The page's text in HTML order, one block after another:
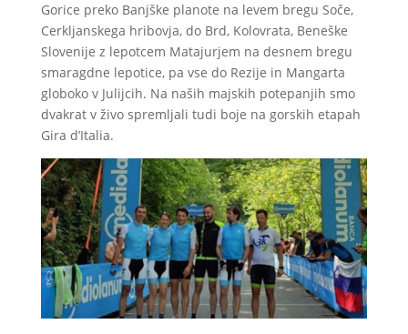
Gorice preko Banjške planote na levem bregu Soče,
Cerkljanskega hribovja, do Brd, Kolovrata, Beneške
Slovenije z lepotcem Matajurjem na desnem bregu
smaragdne lepotice, pa vse do Rezije in Mangarta
globoko v Julijcih. Na naših majskih potepanjih smo
dvakrat v živo spremljali tudi boje na gorskih etapah
Gira d’Italia.